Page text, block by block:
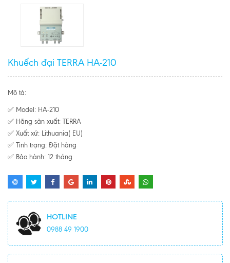
Khuếch đại TERRA HA-210
Mô tả:
✅ Model: HA-210
✅ Hãng sản xuất: TERRA
✅ Xuất xứ: Lithuania( EU)
✅ Tình trạng: Đặt hàng
✅ Bảo hành: 12 tháng
HOTLINE
0988 49 1900